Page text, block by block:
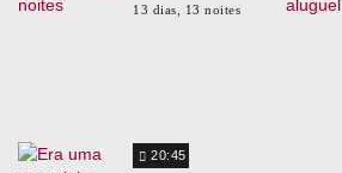
13 dias, 13 noites
20:45